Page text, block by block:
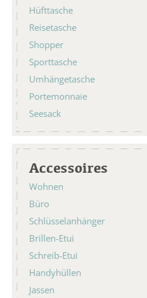
Hüfttasche
Reisetasche
Shopper
Sporttasche
Umhängetasche
Portemonnaie
Seesack
Accessoires
Wohnen
Büro
Schlüsselanhänger
Brillen-Etui
Schreib-Etui
Handyhüllen
Jassen